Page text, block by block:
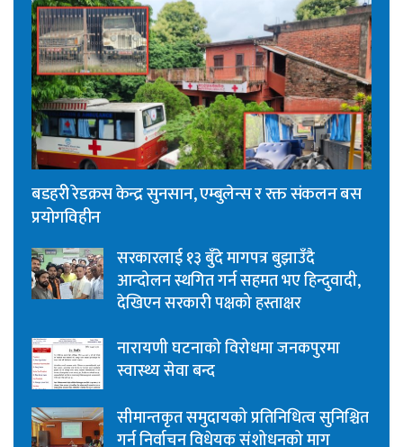
बडहरी रेडक्रस केन्द्र सुनसान, एम्बुलेन्स र रक्त संकलन बस
प्रयोगविहीन
सरकारलाई १३ बुँदे मागपत्र बुझाउँदै
आन्दोलन स्थगित गर्न सहमत भए हिन्दुवादी,
देखिएन सरकारी पक्षको हस्ताक्षर
नारायणी घटनाको विरोधमा जनकपुरमा
स्वास्थ्य सेवा बन्द
सीमान्तकृत समुदायको प्रतिनिधित्व सुनिश्चित
गर्न निर्वाचन विधेयक संशोधनको माग